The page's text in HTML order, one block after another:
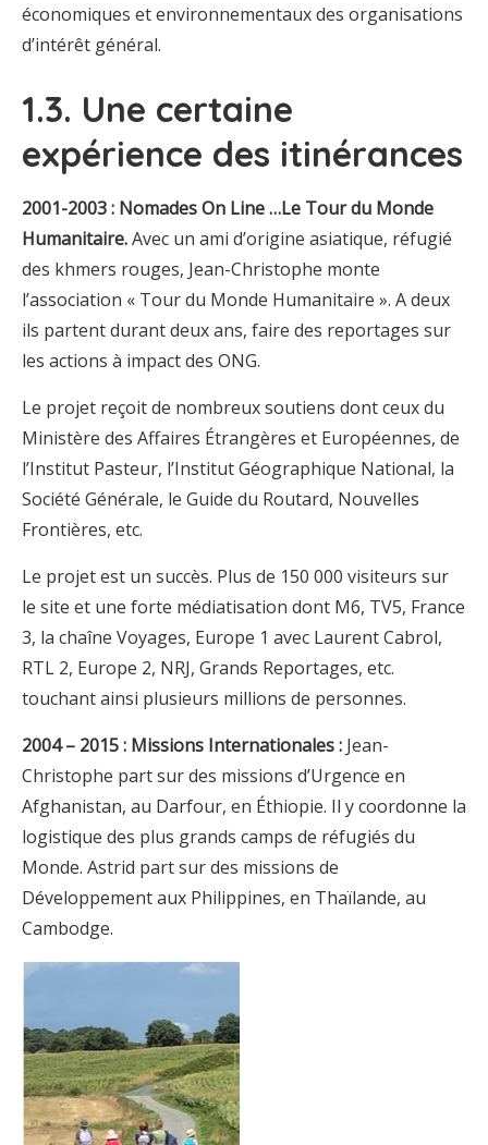
économiques et environnementaux des organisations
d’intérêt général.
1.3. Une certaine
expérience des itinérances
2001-2003 : Nomades On Line …Le Tour du Monde
Humanitaire.Avec un ami d’origine asiatique, réfugié
des khmers rouges, Jean-Christophe monte
l’association « Tour du Monde Humanitaire ». A deux
ils partent durant deux ans, faire des reportages sur
les actions à impact des ONG.
Le projet reçoit de nombreux soutiens dont ceux du
Ministère des Affaires Étrangères et Européennes, de
l’Institut Pasteur, l’Institut Géographique National, la
Société Générale, le Guide du Routard, Nouvelles
Frontières, etc.
Le projet est un succès. Plus de 150 000 visiteurs sur
le site et une forte médiatisation dont M6, TV5, France
3, la chaîne Voyages, Europe 1 avec Laurent Cabrol,
RTL 2, Europe 2, NRJ, Grands Reportages, etc.
touchant ainsi plusieurs millions de personnes.
2004 – 2015 : Missions Internationales : Jean-
Christophe part sur des missions d’Urgence en
Afghanistan, au Darfour, en Éthiopie. Il y coordonne la
logistique des plus grands camps de réfugiés du
Monde. Astrid part sur des missions de
Développement aux Philippines, en Thaïlande, au
Cambodge.